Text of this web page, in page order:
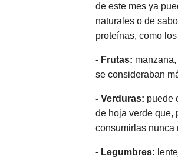
de este mes ya
naturales o de
proteínas, como
- Frutas:
se consideraban
- Verduras: puede
de hoja verde que,
consumirlas nunca
- Legumbres: